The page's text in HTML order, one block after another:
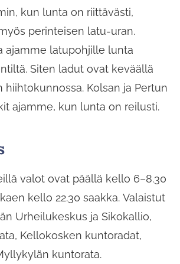
kun lunta on riittävästi,
perinteisen latu-uran.
ajamme latupohjille lunta
Siten ladut ovat keväällä
hiihtokunnossa. Kolsan ja Pertun
ajamme, kun lunta on reilusti.
valot ovat päällä kello 6–8.30
kello 22.30 saakka. Valaistut
Urheilukeskus ja Sikokallio,
Kellokosken kuntoradat,
kuntorata.